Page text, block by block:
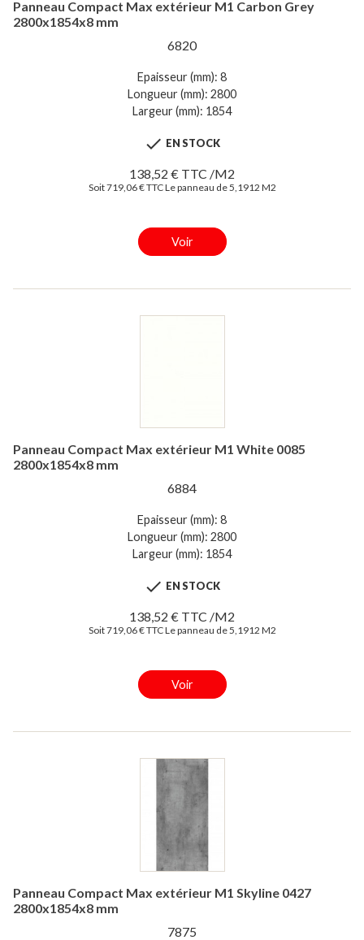
Panneau Compact Max extérieur M1 Carbon Grey
2800x1854x8 mm
6820
Epaisseur (mm): 8
Longueur (mm): 2800
Largeur (mm): 1854
 EN STOCK
138,52 € TTC /M2
Soit 719,06 € TTC Le panneau de 5,1912 M2
Voir
Panneau Compact Max extérieur M1 White 0085
2800x1854x8 mm
6884
Epaisseur (mm): 8
Longueur (mm): 2800
Largeur (mm): 1854
 EN STOCK
138,52 € TTC /M2
Soit 719,06 € TTC Le panneau de 5,1912 M2
Voir
Panneau Compact Max extérieur M1 Skyline 0427
2800x1854x8 mm
7875